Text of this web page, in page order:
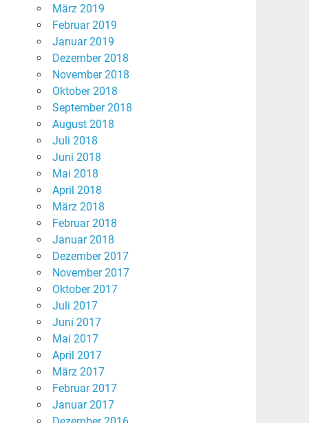
März 2019
Februar 2019
Januar 2019
Dezember 2018
November 2018
Oktober 2018
September 2018
August 2018
Juli 2018
Juni 2018
Mai 2018
April 2018
März 2018
Februar 2018
Januar 2018
Dezember 2017
November 2017
Oktober 2017
Juli 2017
Juni 2017
Mai 2017
April 2017
März 2017
Februar 2017
Januar 2017